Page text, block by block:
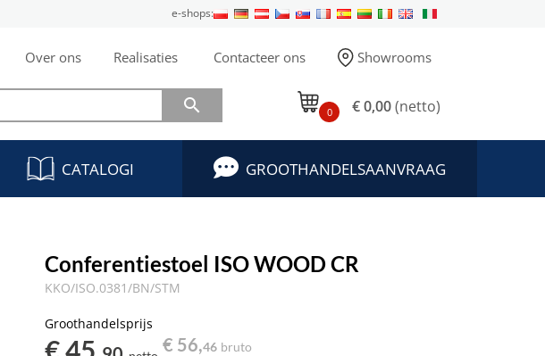
e-shops:
Over ons Realisaties Contacteer ons Showrooms
 0 € 0,00(netto)
CATALOGI GROOTHANDELSAANVRAAG
Conferentiestoel ISO WOOD CR
KKO/ISO.0381/BN/STM
Groothandelsprijs
€ 56,46 bruto